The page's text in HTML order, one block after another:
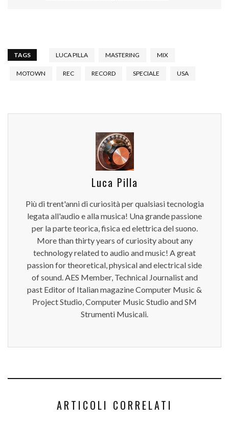
TAGS LUCA PILLA MASTERING MIX
MOTOWN REC RECORD SPECIALE USA
Luca Pilla
Più di trent'anni di curiosità per qualsiasi tecnologia
legata all'audio e alla musica! Una grande passione
per la parte teorica, fisica ed elettrica del suono.
More than thirty years of curiosity about any
technology related to audio and music! A great
passion for theoretical, physical and electrical side
of sound. AES Member, Technical Journalist and
past Editor of Italian magazine Computer Music &
Project Studio, Computer Music Studio and SM
Strumenti Musicali.
ARTICOLI CORRELATI